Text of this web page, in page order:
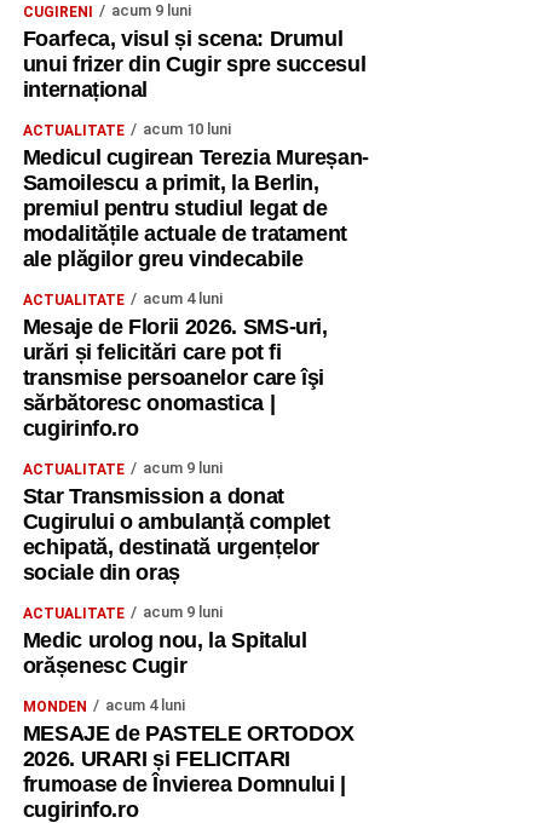
CUGIRENI acum 9 luni
Foarfeca, visul și scena: Drumul
unui frizer din Cugir spre succesul
internațional
ACTUALITATE acum 10 luni
Medicul cugirean Terezia Mureșan-
Samoilescu a primit, la Berlin,
premiul pentru studiul legat de
modalitățile actuale de tratament
ale plăgilor greu vindecabile
ACTUALITATE acum 4 luni
Mesaje de Florii 2026. SMS-uri,
urări și felicitări care pot fi
transmise persoanelor care îşi
sărbătoresc onomastica |
cugirinfo.ro
ACTUALITATE acum 9 luni
Star Transmission a donat
Cugirului o ambulanță complet
echipată, destinată urgențelor
sociale din oraș
ACTUALITATE acum 9 luni
Medic urolog nou, la Spitalul
orășenesc Cugir
MONDEN acum 4 luni
MESAJE de PASTELE ORTODOX
2026. URARI și FELICITARI
frumoase de Învierea Domnului |
cugirinfo.ro